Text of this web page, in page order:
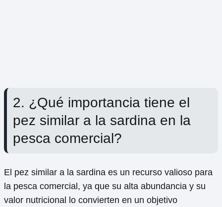
2. ¿Qué importancia tiene el
pez similar a la sardina en la
pesca comercial?
El pez similar a la sardina es un recurso valioso para
la pesca comercial, ya que su alta abundancia y su
valor nutricional lo convierten en un objetivo